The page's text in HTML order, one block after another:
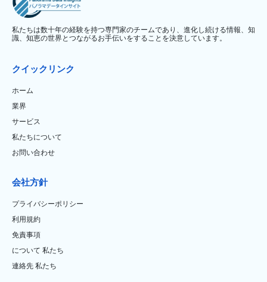
私たちは数十年の経験を持つ専門家のチームであり、進化し続ける情報、知
識、知恵の世界とつながるお手伝いをすることを決意しています。
クイックリンク
ホーム
業界
サービス
私たちについて
お問い合わせ
会社方針
プライバシーポリシー
利用規約
免責事項
について 私たち
連絡先 私たち